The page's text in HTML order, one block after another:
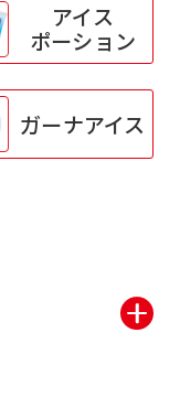
アイス
ポーション
ガーナアイス